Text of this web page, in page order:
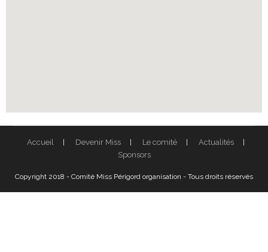
Accueil Devenir Miss Le comité
Actualités
Sponsors
Copyright 2018 - Comité Miss Périgord organisation - Tous droits réservés